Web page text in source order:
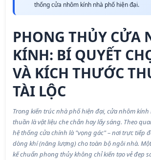
thống cửa nhôm kính nhà phố hiện đại.
PHONG THỦY CỬA
KÍNH: BÍ QUYẾT
VÀ KÍCH THƯỚC
TÀI LỘC
Trong kiến trúc nhà phố hiện đại, cửa nhôm
thuần là vật liệu che chắn hay lấy sáng. Theo
hệ thống cửa chính là "vọng gác" – nơi trực tiếp
dòng khí (năng lượng) cho toàn bộ ngôi nhà.
kế chuẩn phong thủy không chỉ kiến tạo vẻ đẹp